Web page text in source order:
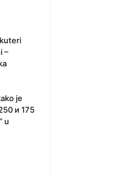
–
je
и 175
u